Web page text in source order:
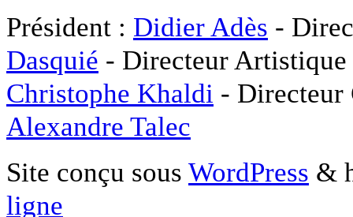
Président : Didier Adès -
Dasquié - Directeur
Christophe Khaldi -
Alexandre Talec
Site conçu sous WordPress &
ligne